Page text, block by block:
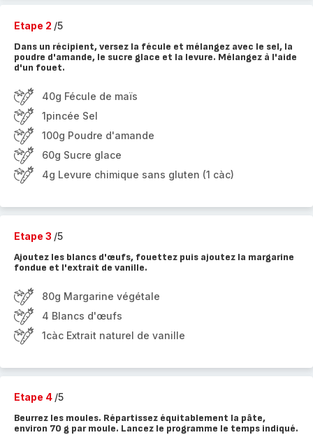
Etape 2 /5
Dans un récipient, versez la fécule et mélangez avec le sel, la
poudre d'amande, le sucre glace et la levure. Mélangez à l'aide
d'un fouet.
40g Fécule de maïs
1pincée Sel
100g Poudre d'amande
60g Sucre glace
4g Levure chimique sans gluten (1 càc)
Etape 3 /5
Ajoutez les blancs d'œufs, fouettez puis ajoutez la margarine
fondue et l'extrait de vanille.
80g Margarine végétale
4 Blancs d'œufs
1càc Extrait naturel de vanille
Etape 4 /5
Beurrez les moules. Répartissez équitablement la pâte,
environ 70 g par moule. Lancez le programme le temps indiqué.